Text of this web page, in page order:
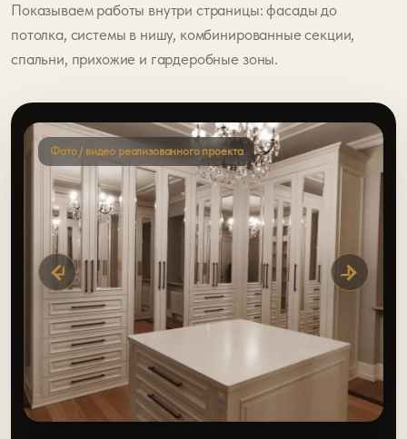
Показываем работы внутри страницы: фасады до
потолка, системы в нишу, комбинированные секции,
спальни, прихожие и гардеробные зоны.
Фото / видео реализованного проекта
‹ ›